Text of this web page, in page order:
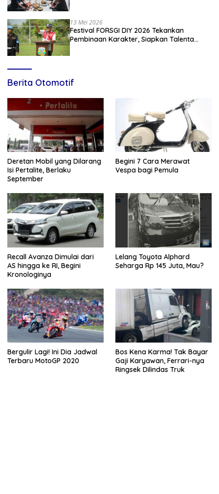
13 Mei 2026
Festival FORSGI DIY 2026 Tekankan
Pembinaan Karakter, Siapkan Talenta
Berita Otomotif
Deretan Mobil yang Dilarang
Isi Pertalite, Berlaku
September
Begini 7 Cara Merawat
Vespa bagi Pemula
Recall Avanza Dimulai dari
AS hingga ke RI, Begini
Kronologinya
Lelang Toyota Alphard
Seharga Rp 145 Juta, Mau?
Bergulir Lagi! Ini Dia Jadwal
Terbaru MotoGP 2020
Bos Kena Karma! Tak Bayar
Gaji Karyawan, Ferrari-nya
Ringsek Dilindas Truk